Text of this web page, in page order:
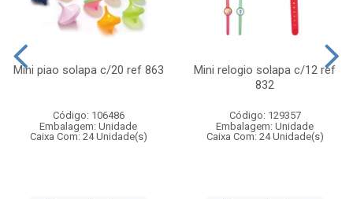
Mini piao solapa c/20 ref 863
Código: 106486
Embalagem: Unidade
Caixa Com: 24 Unidade(s)
Mini relogio solapa c/12 ref
832
Código: 129357
Embalagem: Unidade
Caixa Com: 24 Unidade(s)